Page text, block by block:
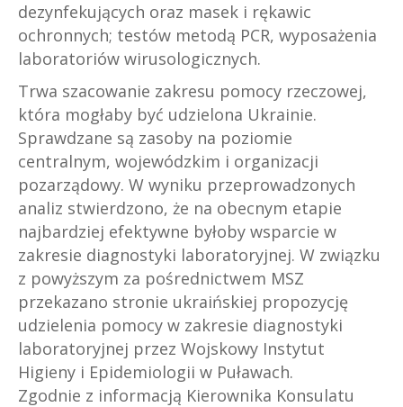
dezynfekujących oraz masek i rękawic
ochronnych; testów metodą PCR, wyposażenia
laboratoriów wirusologicznych.
Trwa szacowanie zakresu pomocy rzeczowej,
która mogłaby być udzielona Ukrainie.
Sprawdzane są zasoby na poziomie
centralnym, wojewódzkim i organizacji
pozarządowy. W wyniku przeprowadzonych
analiz stwierdzono, że na obecnym etapie
najbardziej efektywne byłoby wsparcie w
zakresie diagnostyki laboratoryjnej. W związku
z powyższym za pośrednictwem MSZ
przekazano stronie ukraińskiej propozycję
udzielenia pomocy w zakresie diagnostyki
laboratoryjnej przez Wojskowy Instytut
Higieny i Epidemiologii w Puławach.
Zgodnie z informacją Kierownika Konsulatu